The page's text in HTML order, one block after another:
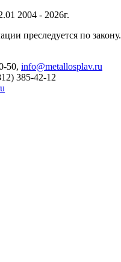
2004 - 2026г.
преследуется по
50, info@metallosplav.ru
385-42-12